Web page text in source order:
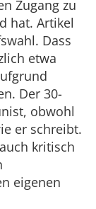
Zugang zu
hat. Artikel
Dass
etwa
Der 30-
obwohl
er schreibt.
kritisch
eigenen